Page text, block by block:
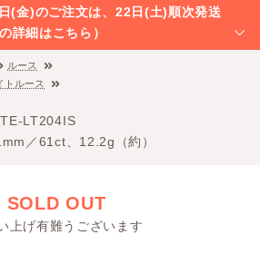
(金)のご注文は、22日(土)順次発送
詳細はこちら）
ルース
トルース
LT204IS
／61ct、12.2g（約）
SOLD OUT
上げ有難うございます